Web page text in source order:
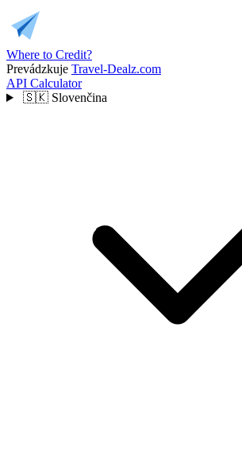
Where to Credit?
Prevádzkuje Travel-Dealz.com
API Calculator
🇸🇰 Slovenčina